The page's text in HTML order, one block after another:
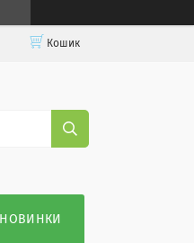
Кошик
НОВИНКИ